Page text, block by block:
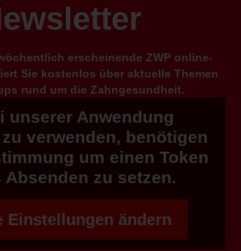
erscheinende ZWP online-
Sie kostenlos über aktuelle Themen
rund um die Zahngesundheit.
unserer Anwendung
verwenden, benötigen
um einen Token
Absenden zu setzen.
Einstellungen ändern